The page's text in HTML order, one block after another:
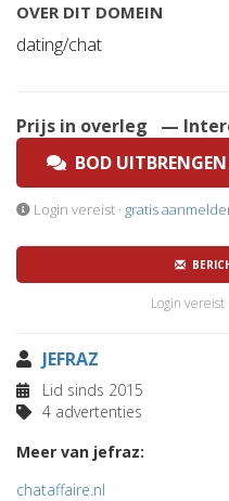
OVER DIT DOMEIN
dating/chat
Prijs in overleg
—
BOD
Login vereist · gratis
Login vereist ·
JEFRAZ
Lid sinds 2015
4 advertenties
Meer van jefraz:
chataffaire.nl